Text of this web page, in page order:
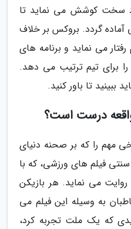
سخت کوشش می نماید تا
آماده گردد. بروکس بر خلاف
می نماید و برنامه های
برای تیم ترتیب می دهد.
ببینید تا باور کنید.
واقعه درست است؟
مهم را که بر صحنه دنیای
فیلم های ورزشی، که با
می نماید. هر بازیکن
به وسیله این فیلم می
که یک ملت تجربه کرد،